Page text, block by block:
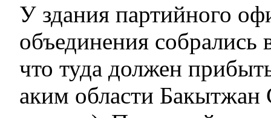
У здания партийного
объединения собрались
что туда должен
аким области